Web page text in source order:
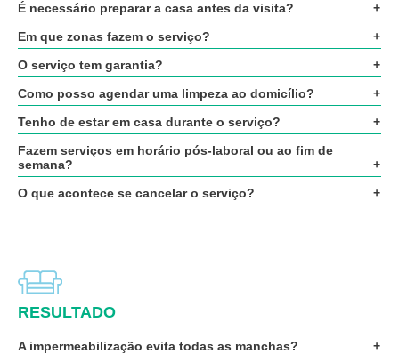
É necessário preparar a casa antes da visita?
Em que zonas fazem o serviço?
O serviço tem garantia?
Como posso agendar uma limpeza ao domicílio?
Tenho de estar em casa durante o serviço?
Fazem serviços em horário pós-laboral ou ao fim de
semana?
O que acontece se cancelar o serviço?
RESULTADO
A impermeabilização evita todas as manchas?